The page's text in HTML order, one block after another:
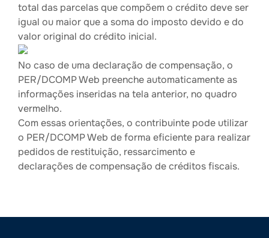
total das parcelas que compõem o crédito deve ser
igual ou maior que a soma do imposto devido e do
valor original do crédito inicial.
No caso de uma declaração de compensação, o
PER/DCOMP Web preenche automaticamente as
informações inseridas na tela anterior, no quadro
vermelho.
Com essas orientações, o contribuinte pode utilizar
o PER/DCOMP Web de forma eficiente para realizar
pedidos de restituição, ressarcimento e
declarações de compensação de créditos fiscais.